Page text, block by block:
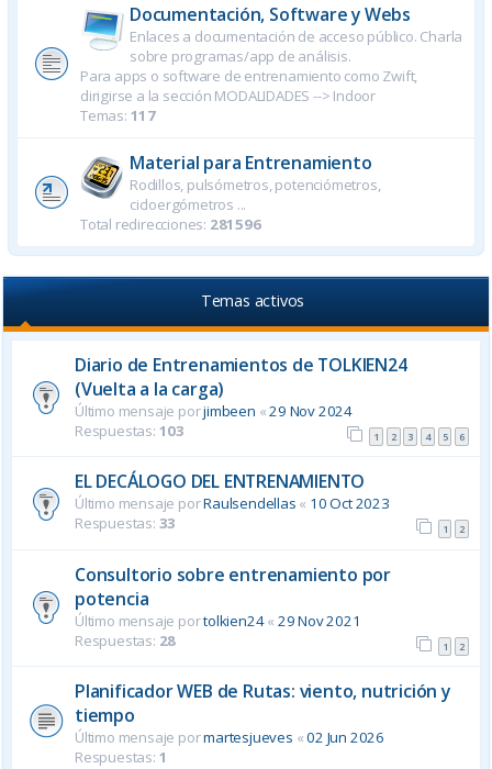
Documentación, Software y Webs
Enlaces a documentación de acceso público. Charla
sobre programas/app de análisis.
Para apps o software de entrenamiento como Zwift,
dirigirse a la sección MODALIDADES --> Indoor
Temas: 117
Material para Entrenamiento
Rodillos, pulsómetros, potenciómetros,
cicloergómetros ...
Total redirecciones: 281596
Temas activos
Diario de Entrenamientos de TOLKIEN24
(Vuelta a la carga)
Último mensaje porjimbeen «29 Nov 2024
Respuestas: 103 1 2 3 4 5 6
EL DECÁLOGO DEL ENTRENAMIENTO
Último mensaje porRaulsendellas « 10 Oct 2023
Respuestas: 33 1 2
Consultorio sobre entrenamiento por
potencia
Último mensaje portolkien24« 29 Nov 2021
Respuestas: 28 1 2
Planificador WEB de Rutas: viento, nutrición y
tiempo
Último mensaje pormartesjueves «02 Jun 2026
Respuestas: 1